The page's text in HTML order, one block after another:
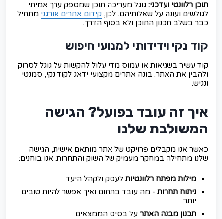
תוכן רלוונטי ועדכני: גוגל מעריכה תוכן שמספק ערך אמיתי
לגולשים ועונה על שאלותיהם. לכן, קידום אתרים אורגני מתחיל
כבר בשלב תכנון התוכן ולא בסוף הדרך.
קוד נקי וידידותי למנועי חיפוש
קוד עשיר בשגיאות או עמוס מדי עלול להקשות על גוגל לסרוק
ולהבין את האתר. בונה אתרים מקצועי ידאג לקוד נקי, סמנטי
ונגיש.
איך זה עובד בפועל? הגישה
המשולבת שלנו
כאשר אנו מקבלים פרויקט של אתר מותאם אישית, הגישה
שלנו מתחילה במחקר מעמיק של השוק והתחרות. אנו בוחנים:
מילות מפתח רלוונטיות לעסק ולקהל היעד
ניתוח תחרות - מה עובד בתחום ואיך אפשר להיות טובים
יותר
תכנון מבנה האתר על בסיס הממצאים